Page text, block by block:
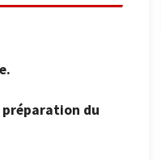
préparation du